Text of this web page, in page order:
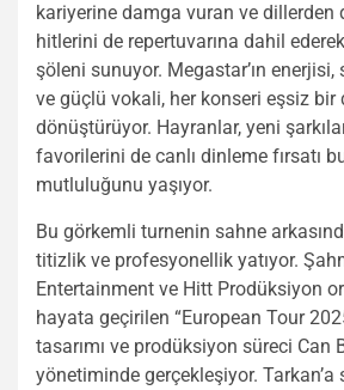
kariyerine damga vuran ve dillerden
hitlerini de repertuvarına dahil
şöleni sunuyor. Megastar’ın
ve güçlü vokali, her konseri eşsiz bir
dönüştürüyor. Hayranlar, yeni
favorilerini de canlı dinleme fırsatı
mutluluğunu yaşıyor.
Bu görkemli turnenin sahne
titizlik ve profesyonellik yatıyor.
Entertainment ve Hitt Prodüksiyon
hayata geçirilen “European Tour
tasarımı ve prodüksiyon süreci Can
yönetiminde gerçekleşiyor. Tarkan’a